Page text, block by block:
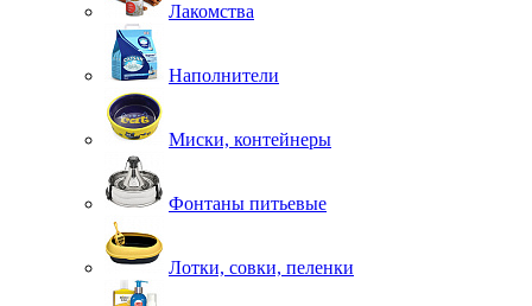
Лакомства
Наполнители
Миски, контейнеры
Фонтаны питьевые
Лотки, совки, пеленки